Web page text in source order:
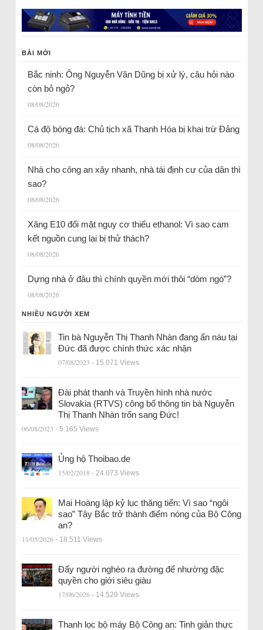
BÀI MỚI
Bắc ninh: Ông Nguyễn Văn Dũng bị xử lý, câu hỏi nào
còn bỏ ngỏ?
08/08/2026
Cá độ bóng đá: Chủ tịch xã Thanh Hóa bị khai trừ Đảng
08/08/2026
Nhà cho công an xây nhanh, nhà tái định cư của dân thì
sao?
08/08/2026
Xăng E10 đối mặt nguy cơ thiếu ethanol: Vì sao cam
kết nguồn cung lại bị thử thách?
08/08/2026
Dựng nhà ở đâu thì chính quyền mới thôi “dòm ngó”?
08/08/2026
NHIỀU NGƯỜI XEM
Tin bà Nguyễn Thị Thanh Nhàn đang ẩn náu tại
Đức đã được chính thức xác nhận
07/08/2023 - 15.071 Views
Đài phát thanh và Truyền hình nhà nước
Slovakia (RTVS) công bố thông tin bà Nguyễn
Thị Thanh Nhàn trốn sang Đức!
06/08/2023 - 5.165 Views
Ủng hộ Thoibao.de
15/02/2018 - 24.073 Views
Mai Hoàng lập kỷ lục thăng tiến: Vì sao “ngôi
sao” Tây Bắc trở thành điểm nóng của Bộ Công
an?
11/05/2026 - 18.511 Views
Đẩy người nghèo ra đường để nhường đặc
quyền cho giới siêu giàu
17/06/2026 - 14.529 Views
Thanh lọc bộ máy Bộ Công an: Tinh giản thực